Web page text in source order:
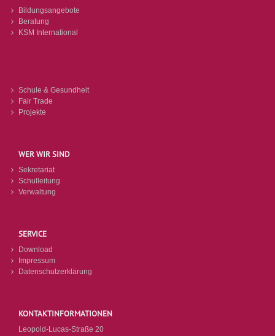
Bildungsangebote
Beratung
KSM International
Schule & Gesundheit
Fair Trade
Projekte
WER WIR SIND
Sekretariat
Schulleitung
Verwaltung
SERVICE
Download
Impressum
Datenschutzerklärung
KONTAKTINFORMATIONEN
Leopold-Lucas-Straße 20